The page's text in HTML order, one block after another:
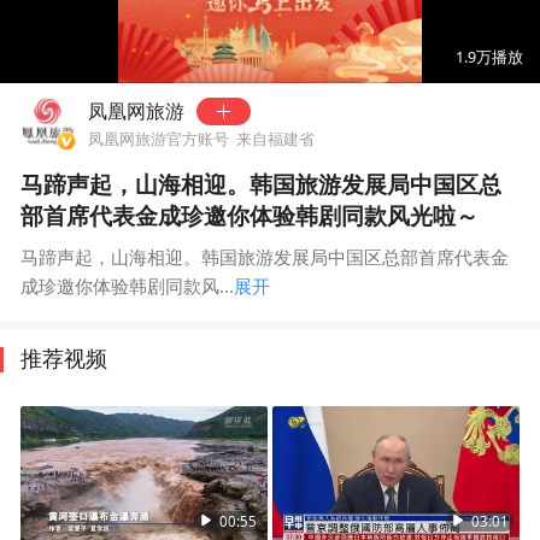
01:36
1.9万播放
凤凰网旅游
凤凰网旅游官方账号 来自福建省
马蹄声起，山海相迎。韩国旅游发展局中国区总
部首席代表金成珍邀你体验韩剧同款风光啦～
马蹄声起，山海相迎。韩国旅游发展局中国区总部首席代表金
成珍邀你体验韩剧同款风...展开
推荐视频
00:55 03:01